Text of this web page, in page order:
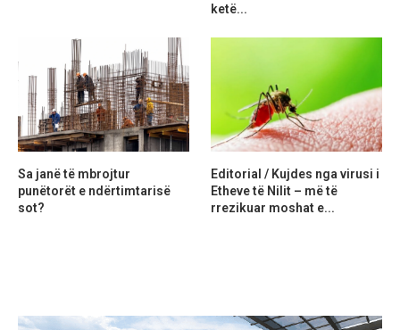
ketë...
Sa janë të mbrojtur
punëtorët e ndërtimtarisë
sot?
Editorial / Kujdes nga virusi i
Etheve të Nilit – më të
rrezikuar moshat e...